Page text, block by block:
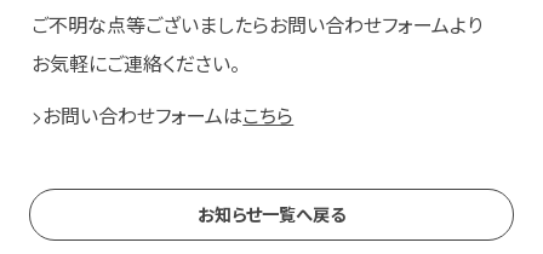
ご不明な点等ございましたらお問い合わせフォームより
お気軽にご連絡ください。
>お問い合わせフォームはこちら
お知らせ一覧へ戻る